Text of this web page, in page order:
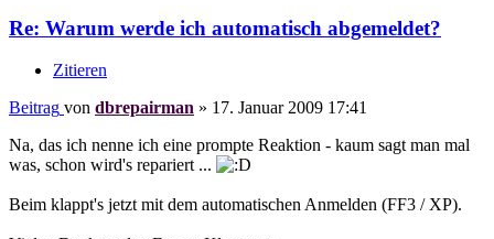
Re: Warum werde ich automatisch abgemeldet?
Zitieren
Beitrag von dbrepairman » 17. Januar 2009 17:41
Na, das ich nenne ich eine prompte Reaktion - kaum sagt man mal
was, schon wird's repariert ...
Beim klappt's jetzt mit dem automatischen Anmelden (FF3 / XP).